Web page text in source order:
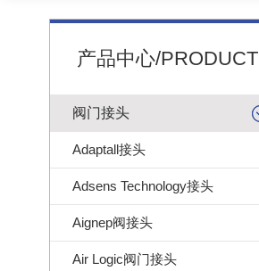
产品中心/PRODUCT
阀门接头
Adaptall接头
Adsens Technology接头
Aignep阀接头
Air Logic阀门接头